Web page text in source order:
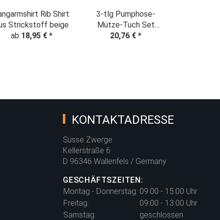
Rib Shirt
Strickstoff beige
ab 18,95 € *
3-tlg Pumphose-
Mütze-Tuch Set
"Mammuts Familie", Gr.
20,76 € *
KONTAKTADRESSE
Süsse Zwerge
Kellerstraße 6
D 96346 Wallenfels / Germany
GESCHÄFTSZEITEN:
Montag - Donnerstag: 09:00 - 15:00 Uhr
Freitag:
09:00 - 13:00 Uhr
Samstag:
geschlossen